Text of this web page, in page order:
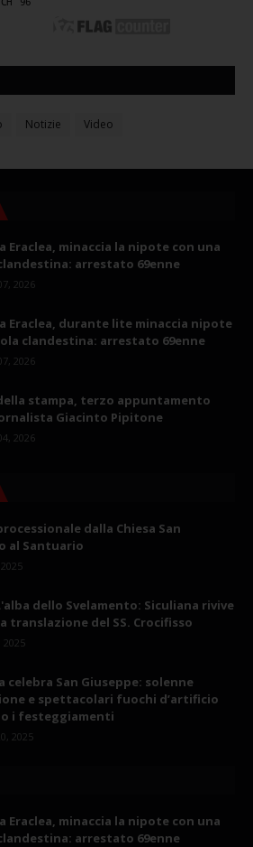
Notizie Video
Eraclea, minaccia la nipote con una
arrestato 69enne
2026
Eraclea, durante lite minaccia nipote
clandestina: arrestato 69enne
2026
stampa, terzo appuntamento
Giacinto Pipitone
2026
dalla Chiesa San
al Santuario
dello Svelamento: Siculiana rivive
translazione del SS. Crocifisso
2025
celebra San Giuseppe: solenne
e spettacolari fuochi d’artificio
i festeggiamenti
2025
Eraclea, minaccia la nipote con una
arrestato 69enne